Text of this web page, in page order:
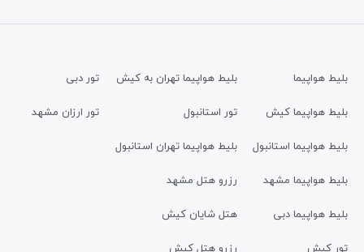
بلیط هواپیما
بلیط هواپیما کیش
بلیط هواپیما استانبول
بلیط هواپیما مشهد
بلیط هواپیما دبی
تور کیش
بلیط هواپیما تهران به کیش
تور استانبول
بلیط هواپیما تهران استانبول
رزرو هتل مشهد
هتل شایان کیش
رزرو هتل کیش
تور دبی
تور ارزان مشهد